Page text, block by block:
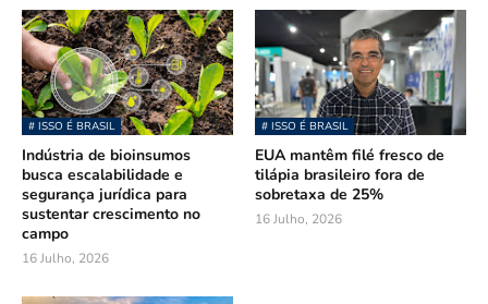
# ISSO É BRASIL
Indústria de bioinsumos
busca escalabilidade e
segurança jurídica para
sustentar crescimento no
campo
16 Julho, 2026
# ISSO É BRASIL
EUA mantêm filé fresco de
tilápia brasileiro fora de
sobretaxa de 25%
16 Julho, 2026